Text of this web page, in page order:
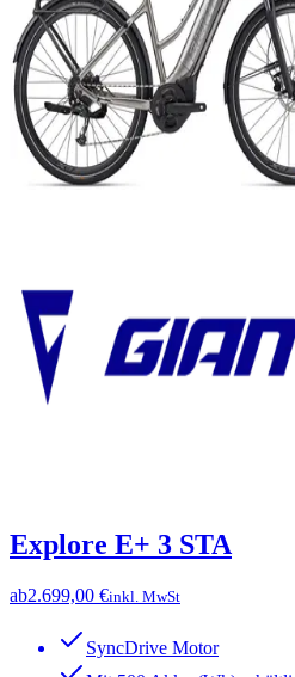
Explore E+ 3 STA
ab2.699,00 €inkl. MwSt
SyncDrive Motor